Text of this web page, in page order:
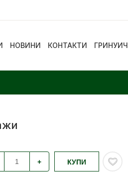
НОВИНИ КОНТАКТИ ГРИНУИЧ
+ КУПИ